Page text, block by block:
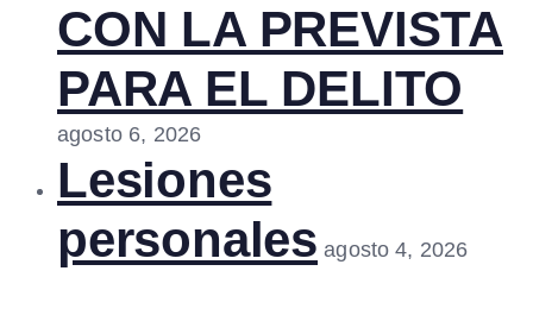
CON LA PREVISTA
PARA EL DELITO
agosto 6, 2026
Lesiones
personales agosto 4, 2026